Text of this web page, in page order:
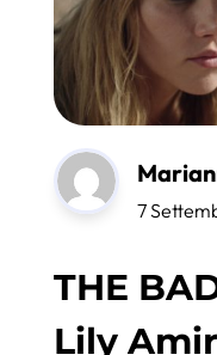
7
THE
Lily